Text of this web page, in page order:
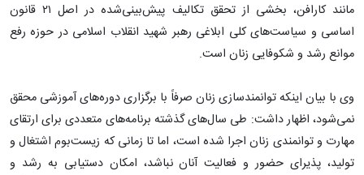
مانند کارافن، بخشی از تحقق تکالیف پیش‌بینی‌شده در اصل ۲۱ قانون
اساسی و سیاست‌های کلی ابلاغی رهبر شهید انقلاب اسلامی در حوزه رفع
موانع رشد و شکوفایی زنان است.
وی با بیان اینکه توانمندسازی زنان صرفاً با برگزاری دوره‌های آموزشی محقق
نمی‌شود، اظهار داشت: طی سال‌های گذشته برنامه‌های متعددی برای ارتقای
مهارت و توانمندی زنان اجرا شده است، اما تا زمانی که زیست‌بوم اشتغال و
تولید، پذیرای حضور و فعالیت آنان نباشد، امکان دستیابی به رشد و